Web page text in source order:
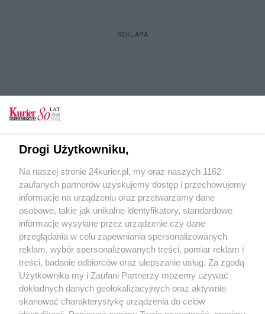
REKLAMA
Tylko zalogowani użytkownicy mają możliwość
Zaloguj sięZarejestruj
POGODA
22℃
Zobacz prognozę na 3 dni
Drogi Użytkowniku,
Na naszej stronie 24kurier.pl, my oraz naszych 1162
zaufanych partnerów uzyskujemy dostęp i przechowujemy
informacje na urządzeniu oraz przetwarzamy dane
osobowe, takie jak unikalne identyfikatory, standardowe
informacje wysyłane przez urządzenie czy dane
przeglądania w celu zapewniania spersonalizowanych
reklam, wybór spersonalizowanych treści, pomiar reklam i
treści, badanie odbiorców oraz ulepszanie usług. Za zgodą
Użytkownika my i Zaufani Partnerzy możemy używać
dokładnych danych geolokalizacyjnych oraz aktywnie
skanować charakterystykę urządzenia do celów